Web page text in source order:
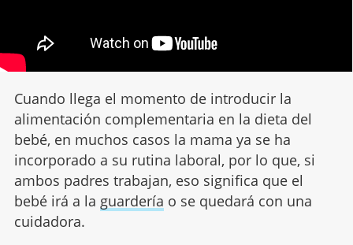
Cuando llega el momento de introducir la
alimentación complementaria en la dieta del
bebé, en muchos casos la mama ya se ha
incorporado a su rutina laboral, por lo que, si
ambos padres trabajan, eso significa que el
bebé irá a la guardería o se quedará con una
cuidadora.